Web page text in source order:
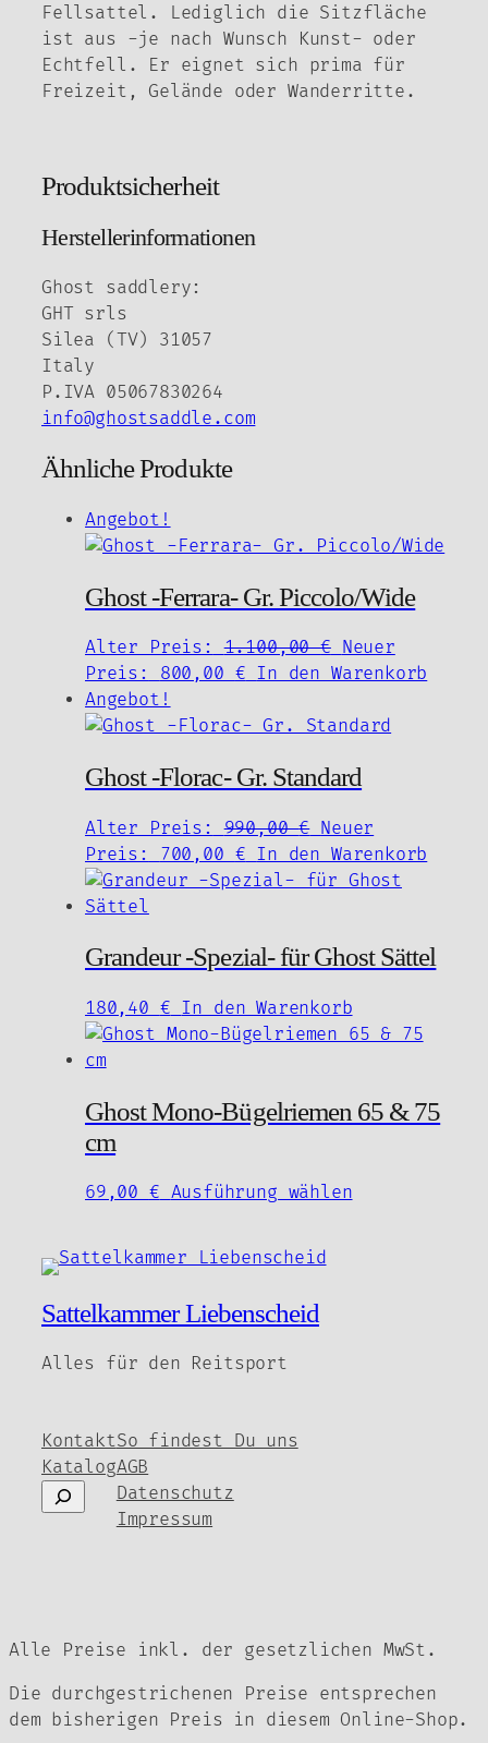
Fellsattel. Lediglich die Sitzfläche
ist aus -je nach Wunsch Kunst- oder
Echtfell. Er eignet sich prima für
Freizeit, Gelände oder Wanderritte.
Produktsicherheit
Herstellerinformationen
Ghost saddlery:
GHT srls
Silea (TV) 31057
Italy
P.IVA 05067830264
info@ghostsaddle.com
Ähnliche Produkte
Angebot!
Ghost -Ferrara- Gr. Piccolo/Wide
Alter Preis: 1.100,00€
Preis
1.100,00 €
Neuer
Preis:
800,00 €Aktueller
ist:
In den Warenkorb
Angebot!
Ghost -Florac- Gr. Standard
Alter Preis: 990,00€ Ursprünglicher
Preis
war:
Neuer
Preis:
700,00 €Aktueller
Preis
In den Warenkorb
Grandeur -Spezial- für Ghost Sättel
180,40 € In den Warenkorb
Ghost Mono-Bügelriemen 65 & 75
cm
69,00 € Ausführung wählenDieses
Sattelkammer Liebenscheid
Alles für den Reitsport
Kontakt
Katalog
Suchen
So findest Du uns
AGB
Datenschutz
Impressum
Alle Preise inkl. der gesetzlichen MwSt.
Die durchgestrichenen Preise entsprechen
dem bisherigen Preis in diesem Online-Shop.